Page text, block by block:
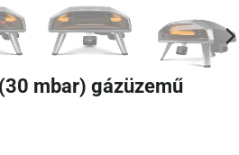
mbar) gázüzemű